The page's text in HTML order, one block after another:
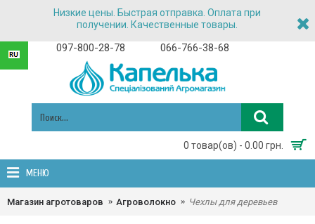
Низкие цены. Быстрая отправка. Оплата при
получении. Качественные товары.
097-800-28-78 066-766-38-68
0 товар(ов) - 0.00 грн.
МЕНЮ
Магазин агротоваров Агроволокно Чехлы для деревьев